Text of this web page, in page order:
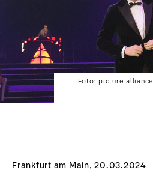
Foto: picture alliance
Frankfurt am Main, 20.03.2024